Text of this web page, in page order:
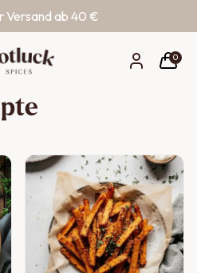
Versand ab 40 €
0